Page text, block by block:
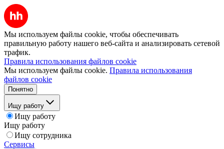
Мы используем файлы cookie, чтобы обеспечивать
правильную работу нашего веб-сайта и анализировать сетевой
трафик.
Правила использования файлов cookie
Мы используем файлы cookie. Правила использования
файлов cookie
Понятно
Ищу работу
Ищу работу
Ищу работу
Ищу сотрудника
Сервисы